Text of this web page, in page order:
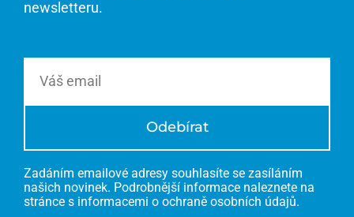
newsletteru.
Odebírat
Zadáním emailové adresy souhlasíte se zasíláním
našich novinek. Podrobnější informace naleznete na
stránce s informacemi o ochraně osobních údajů.